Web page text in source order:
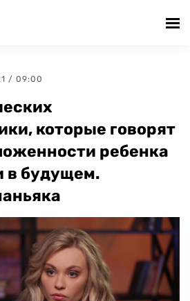
/ 09:00
которые говорят
ребенка
в будущем.